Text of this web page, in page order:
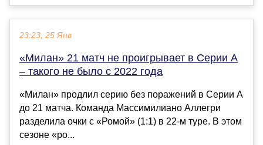
23:23, 25 Янв
«Милан» 21 матч не проигрывает в Серии А
– такого не было с 2022 года
«Милан» продлил серию без поражений в Серии А
до 21 матча. Команда Массимилиано Аллегри
разделила очки с «Ромой» (1:1) в 22-м туре. В этом
сезоне «ро...